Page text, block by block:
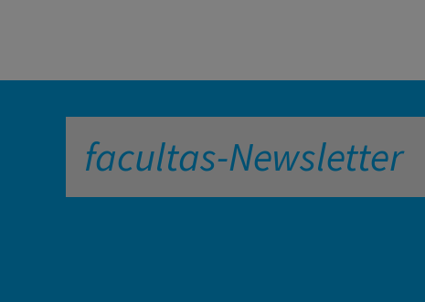
facultas-Newsletter